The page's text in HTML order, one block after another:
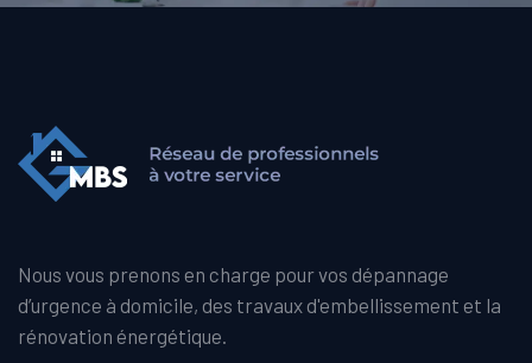
Nous vous prenons en charge pour vos dépannage
d’urgence à domicile, des travaux d'embellissement et la
rénovation énergétique.